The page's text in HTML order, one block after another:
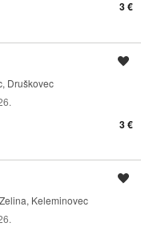
3 €
Druškovec
3 €
Keleminovec